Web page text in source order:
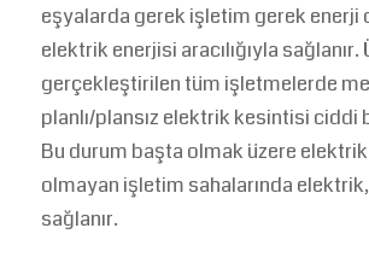
eşyalarda gerek işletim gerek enerji
elektrik enerjisi aracılığıyla sağlanır.
gerçekleştirilen tüm işletmelerde
planlı/plansız elektrik kesintisi
Bu durum başta olmak üzere
olmayan işletim sahalarında
sağlanır.